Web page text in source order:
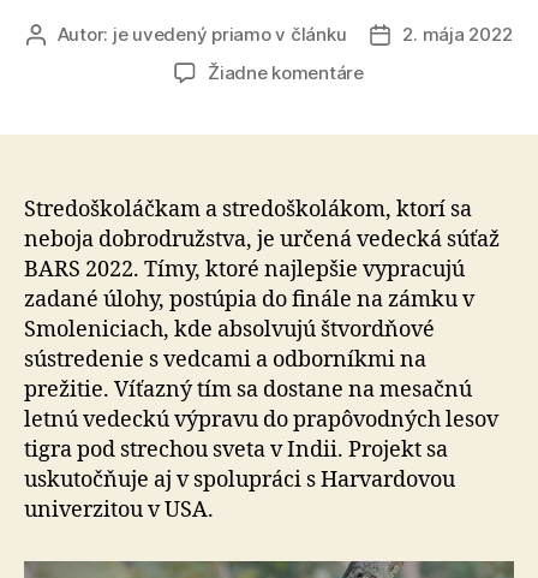
AutorAutor: je uvedený priamo v článku
Dátum
2. mája 2022
Žiadne komentárena
hrajú
stredoškoláci
vedeckú
expedíciu
pod
strechu
sveta
Stredoškoláčkam a stredoškolákom, ktorí sa
neboja dobrodružstva, je určená vedecká súťaž
BARS 2022. Tímy, ktoré najlepšie vypracujú
zadané úlohy, postúpia do finále na zámku v
Smoleniciach, kde absolvujú štvordňové
sústredenie s vedcami a odborníkmi na
prežitie. Víťazný tím sa dostane na mesačnú
letnú vedeckú výpravu do prapôvodných lesov
tigra pod strechou sveta v Indii. Projekt sa
uskutočňuje aj v spolupráci s Harvardovou
univerzitou v USA.